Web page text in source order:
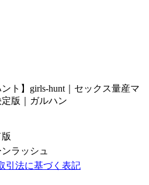
ント】girls-hunt｜セックス量産マ
版｜ガルハン
ラッシュ
引法に基づく表記